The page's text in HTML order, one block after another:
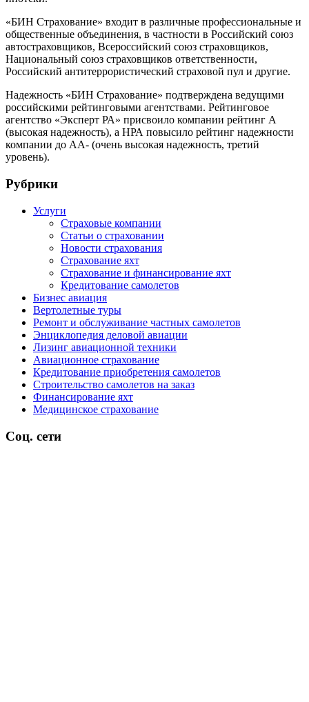
«БИН Страхование» входит в различные профессиональные и
общественные объединения, в частности в Российский союз
автостраховщиков, Всероссийский союз страховщиков,
Национальный союз страховщиков ответственности,
Российский антитеррористический страховой пул и другие.
Надежность «БИН Страхование» подтверждена ведущими
российскими рейтинговыми агентствами. Рейтинговое
агентство «Эксперт РА» присвоило компании рейтинг А
(высокая надежность), а НРА повысило рейтинг надежности
компании до АА- (очень высокая надежность, третий
уровень).
Рубрики
Услуги
Страховые компании
Статьи о страховании
Новости страхования
Страхование яхт
Страхование и финансирование яхт
Кредитование самолетов
Бизнес авиация
Вертолетные туры
Ремонт и обслуживание частных самолетов
Энциклопедия деловой авиации
Лизинг авиационной техники
Авиационное страхование
Кредитование приобретения самолетов
Строительство самолетов на заказ
Финансирование яхт
Медицинское страхование
Соц. сети